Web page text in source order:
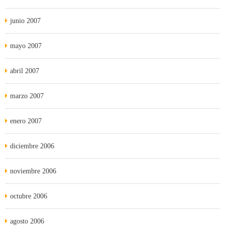
junio 2007
mayo 2007
abril 2007
marzo 2007
enero 2007
diciembre 2006
noviembre 2006
octubre 2006
agosto 2006